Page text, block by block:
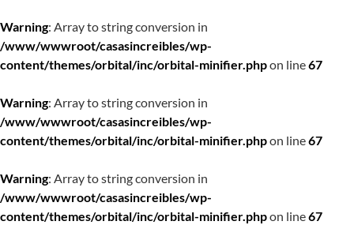
Warning: Array to string conversion in
/www/wwwroot/casasincreibles/wp-
content/themes/orbital/inc/orbital-minifier.phpon line67
Warning: Array to string conversion in
/www/wwwroot/casasincreibles/wp-
content/themes/orbital/inc/orbital-minifier.phpon line67
Warning: Array to string conversion in
/www/wwwroot/casasincreibles/wp-
content/themes/orbital/inc/orbital-minifier.phpon line67